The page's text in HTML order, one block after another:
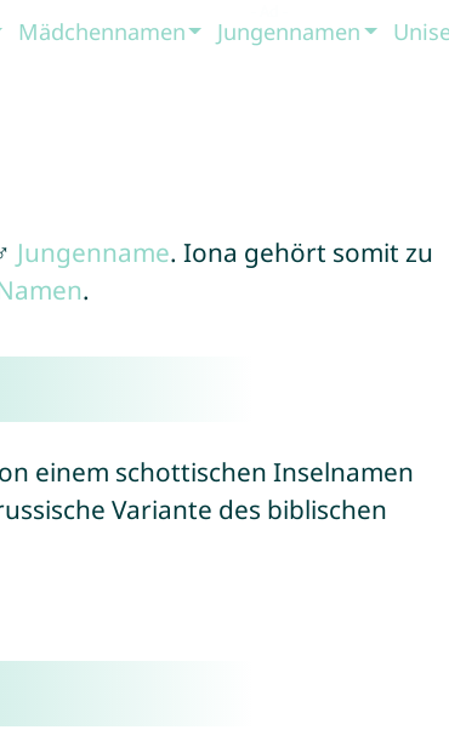
Mädchennamen Jungennamen
Jungenname. Iona gehört somit zu
.
einem schottischen Inselnamen
Variante des biblischen